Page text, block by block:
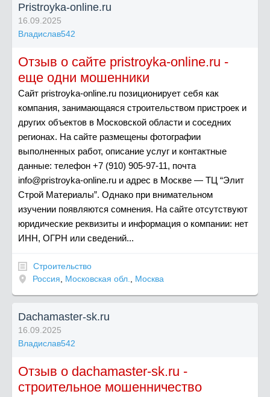
Pristroyka-online.ru
16.09.2025
Владислав542
Отзыв о сайте pristroyka-online.ru -
еще одни мошенники
Сайт pristroyka-online.ru позиционирует себя как
компания, занимающаяся строительством пристроек и
других объектов в Московской области и соседних
регионах. На сайте размещены фотографии
выполненных работ, описание услуг и контактные
данные: телефон +7 (910) 905-97-11, почта
info@pristroyka-online.ru и адрес в Москве — ТЦ “Элит
Строй Материалы”. Однако при внимательном
изучении появляются сомнения. На сайте отсутствуют
юридические реквизиты и информация о компании: нет
ИНН, ОГРН или сведений...
Строительство
Россия
Московская обл. Москва
Dachamaster-sk.ru
16.09.2025
Владислав542
Отзыв о dachamaster-sk.ru -
строительное мошенничество